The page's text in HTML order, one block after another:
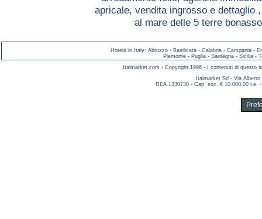
apricale, vendita ingrosso e dettaglio
al mare delle 5 terre
Hotels in Italy: Abruzzo - Basilicata - Calabria - Campania -
Piemonte- Puglia- Sardegna- Sicilia-
Italmarket.com - Copyright 1996 - I contenuti di questo
Italmarket Srl - Via
REA 1330730 - Cap. soc. € 10.000,00 i.e.